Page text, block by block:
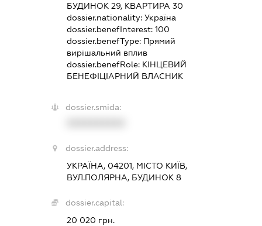
БУДИНОК 29, КВАРТИРА 30
dossier.nationality:Україна
dossier.benefInterest:100
dossier.benefType: Прямий
вирішальний вплив
dossier.benefRole: КІНЦЕВИЙ
БЕНЕФІЦІАРНИЙ ВЛАСНИК
dossier.smida:
dossier.address:
УКРАЇНА, 04201, МІСТО КИЇВ,
ВУЛ.ПОЛЯРНА, БУДИНОК 8
dossier.capital:
20 020 грн.